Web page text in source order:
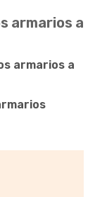
armarios a
armarios a